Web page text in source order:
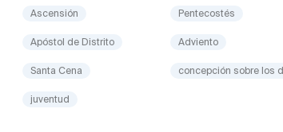
Ascensión Pentecostés
Apóstol de Distrito Adviento
Santa Cena concepción sobre los
juventud